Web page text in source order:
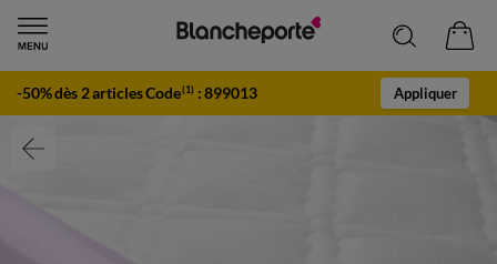
-50% dès 2 articles Code(1) :899013 Appliquer